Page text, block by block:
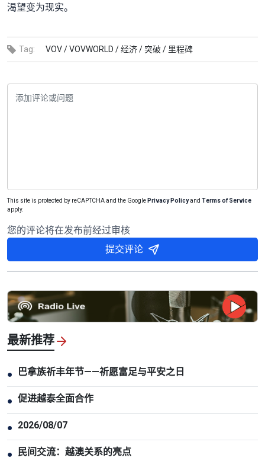
渴望变为现实。
Tag: VOV /VOVWORLD /经济 /突破 / 里程碑
This site is protected by reCAPTCHA and the Google Privacy Policyand Terms of Service
apply.
您的评论将在发布前经过审核
提交评论
最新推荐
● 巴拿族祈丰年节——祈愿富足与平安之日
● 促进越泰全面合作
● 2026/08/07
● 民间交流：越澳关系的亮点